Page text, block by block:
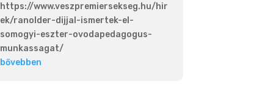
https://www.veszpremiersekseg.hu/hir
ek/ranolder-dijjal-ismertek-el-
somogyi-eszter-ovodapedagogus-
munkassagat/
bővebben